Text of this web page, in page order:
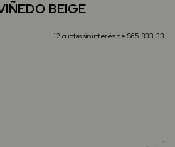
BEIGE
12 cuotas sin interés de $65.833,33